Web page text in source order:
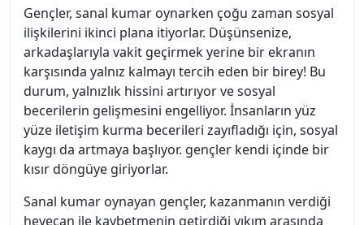
Gençler, sanal kumar oynarken çoğu zaman sosyal
ilişkilerini ikinci plana itiyorlar. Düşünsenize,
arkadaşlarıyla vakit geçirmek yerine bir ekranın
karşısında yalnız kalmayı tercih eden bir birey! Bu
durum, yalnızlık hissini artırıyor ve sosyal
becerilerin gelişmesini engelliyor. İnsanların yüz
yüze iletişim kurma becerileri zayıfladığı için, sosyal
kaygı da artmaya başlıyor. gençler kendi içinde bir
kısır döngüye giriyorlar.
Sanal kumar oynayan gençler, kazanmanın verdiği
heyecan ile kaybetmenin getirdiği yıkım arasında